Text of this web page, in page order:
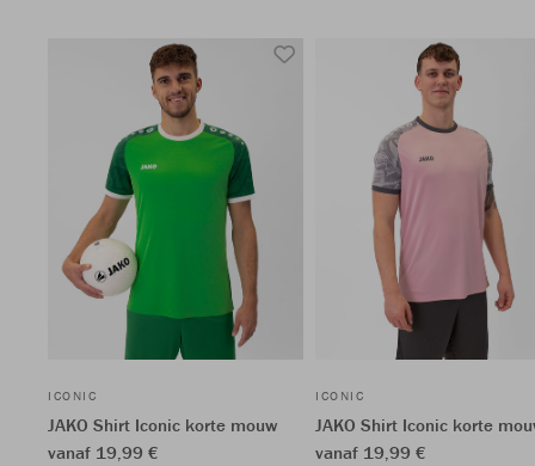
ICONIC
JAKO Shirt Iconic korte mouw
vanaf 19,99 €
ICONIC
JAKO Shirt Iconic korte
vanaf 19,99 €